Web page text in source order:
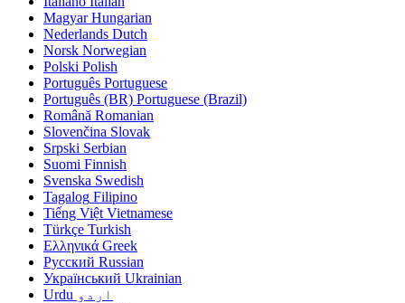
Magyar Hungarian
Nederlands Dutch
Norsk Norwegian
Polski Polish
Português Portuguese
Português (BR) Portuguese (Brazil)
Română Romanian
Slovenčina Slovak
Srpski Serbian
Suomi Finnish
Svenska Swedish
Tagalog Filipino
Tiếng Việt Vietnamese
Türkçe Turkish
Ελληνικά Greek
Русский Russian
Український Ukrainian
اردو Urdu